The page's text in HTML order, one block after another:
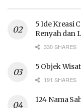
5 Ide Kreasi
Renyah dan
330 SHARES
5 Objek
191 SHARES
124 Nama